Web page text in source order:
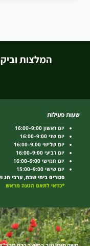
המלצות
שעות פעילות
יום ראשון 9:00–16:00
יום שני 9:00–16:00
יום שלישי 9:00–16:00
יום רביעי 9:00–16:00
יום חמישי 9:00–16:00
יום שישי 9:00–15:00
סגורים בימי שבת, ערבי חג
*כדאי לתאם הגעה מראש